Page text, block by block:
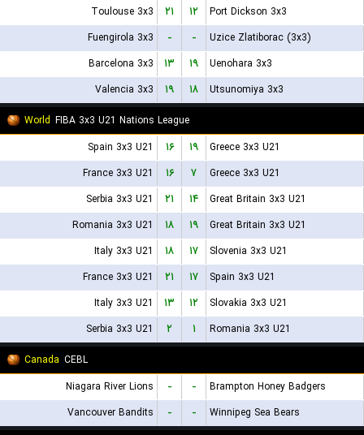
Toulouse 3x3
۲۱ ۱۲
Port Dickson 3x3
Fuengirola 3x3
- -
Uzice Zlatiborac (3x3)
Barcelona 3x3
۱۳ ۱۹
Uenohara 3x3
Valencia 3x3
۱۹ ۱۸
Utsunomiya 3x3
World FIBA 3x3 U21 Nations League
Spain 3x3 U21
۱۶ ۱۹
Greece 3x3 U21
France 3x3 U21
۱۶ ۷
Greece 3x3 U21
Serbia 3x3 U21
۲۱ ۱۴
Great Britain 3x3 U21
Romania 3x3 U21
۱۸ ۱۹
Great Britain 3x3 U21
Italy 3x3 U21
۱۸ ۱۷
Slovenia 3x3 U21
France 3x3 U21
۲۱ ۱۷
Spain 3x3 U21
Italy 3x3 U21
۱۳ ۱۲
Slovakia 3x3 U21
Serbia 3x3 U21
۲ ۱
Romania 3x3 U21
Canada CEBL
Niagara River Lions
- -
Brampton Honey Badgers
Vancouver Bandits
- -
Winnipeg Sea Bears